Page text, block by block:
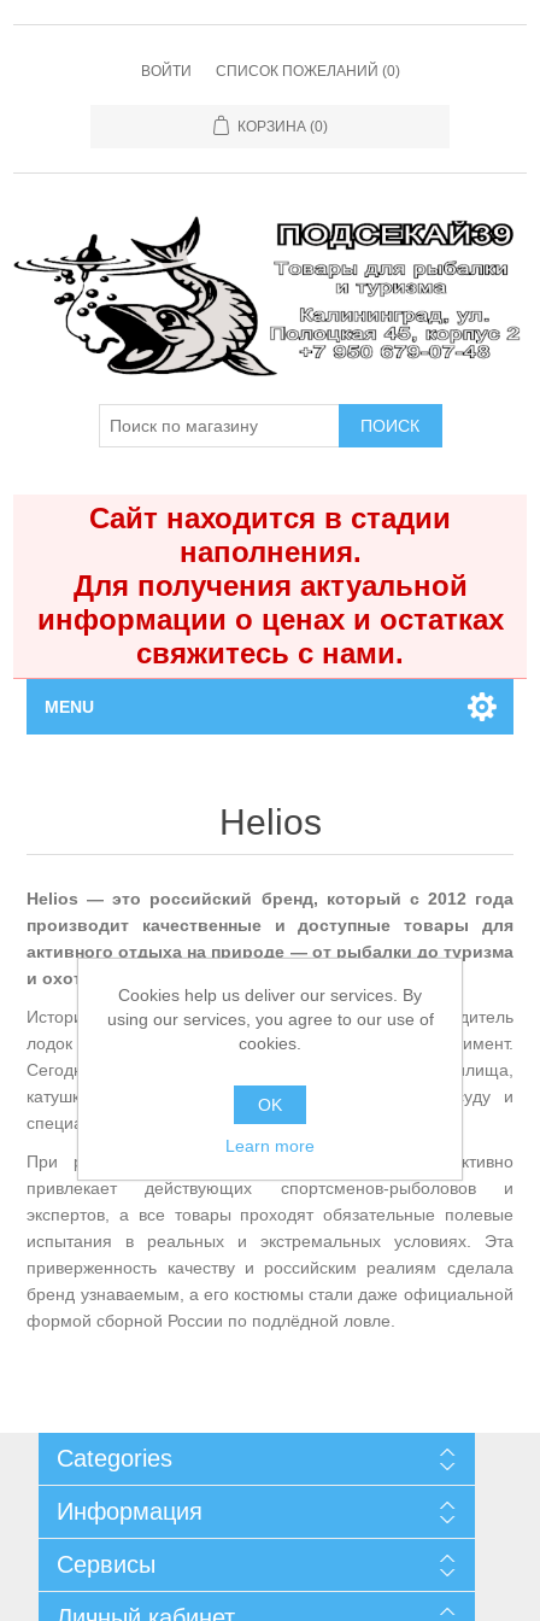
ВОЙТИ СПИСОК ПОЖЕЛАНИЙ (0)
КОРЗИНА (0)
ПОИСК
Сайт находится в стадии
наполнения.
Для получения актуальной
информации о ценах и остатках
свяжитесь с нами.
MENU
Товары для рыбалки
Аксессуары для лодок
Контакты
Личный кабинет
Поиск
Helios
Helios — это российский бренд, который с 2012 года
производит качественные и доступные товары для
активного отдыха на природе — от рыбалки до туризма
и охоты.
История началась, когда компания «ТОНАР», производитель
лодок и ледобуров, решила расширить свой ассортимент.
Сегодня бренд предлагает более 5000 товаров: удилища,
катушки, приманки, а также палатки, мебель, посуду и
специализированную одежду.
При разработке снастей и снаряжения Helios активно
привлекает действующих спортсменов-рыболовов и
экспертов, а все товары проходят обязательные полевые
испытания в реальных и экстремальных условиях. Эта
приверженность качеству и российским реалиям сделала
бренд узнаваемым, а его костюмы стали даже официальной
формой сборной России по подлёдной ловле.
Categories
Информация
Доставка и возврат
Уведомление о конфиденциальности
Сервисы
Cookies help us deliver our services. By
using our services, you agree to our use of
cookies.
OK
Learn more